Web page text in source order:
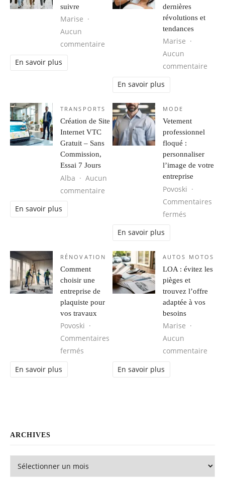
suivre
Marise
Aucun
commentaire sur Les tendances mode homme à
En savoir plus
dernières
révolutions et
tendances
Marise
Aucun
commentaire
En savoir plus
TRANSPORTS
Création de Site
Internet VTC
Gratuit – Sans
Commission,
Essai 7 Jours
Alba
Aucun
commentaire sur Création de Site Internet VTC
En savoir plus
MODE
Vetement
professionnel
floqué :
personnaliser
l’image de votre
entreprise
Povoski
Commentaires
fermés
En savoir plus
RÉNOVATION
Comment
choisir une
entreprise de
plaquiste pour
vos travaux
Povoski
Commentaires
fermés sur Comment choisir une entreprise de
En savoir plus
AUTOS MOTOS
LOA : évitez les
pièges et
trouvez l’offre
adaptée à vos
besoins
Marise
Aucun
commentaire
En savoir plus
ARCHIVES
Archives